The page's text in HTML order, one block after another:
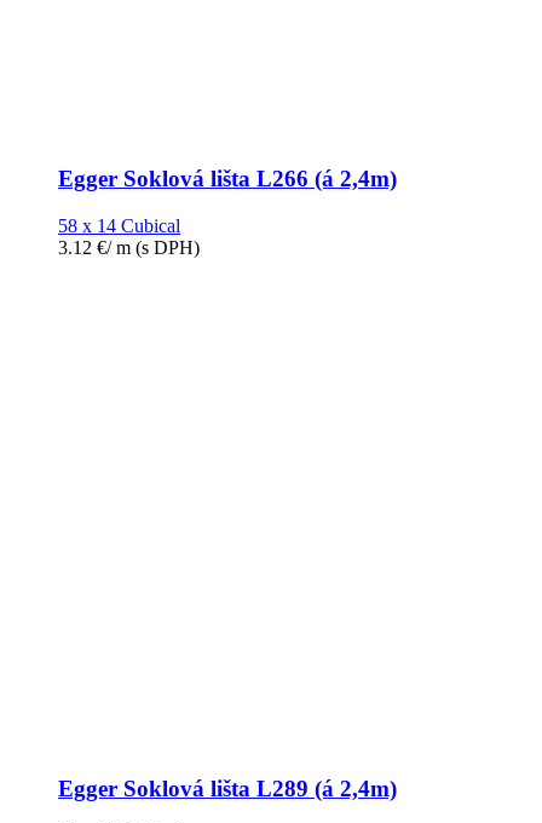
Egger Soklová lišta L266 (á 2,4m)
58 x 14 Cubical
3.12 €/ m (s DPH)
Egger Soklová lišta L289 (á 2,4m)